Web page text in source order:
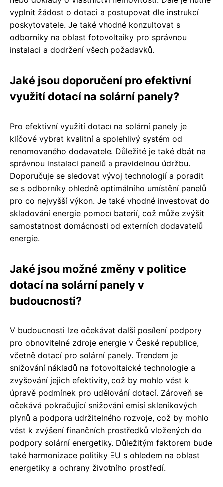
vyplnit žádost o dotaci a postupovat dle instrukcí
poskytovatele. Je také vhodné konzultovat s
odborníky na oblast fotovoltaiky pro správnou
instalaci a dodržení všech požadavků.
Jaké jsou doporučení pro efektivní
využití dotací na solární panely?
Pro efektivní využití dotací na solární panely je
klíčové vybrat kvalitní a spolehlivý systém od
renomovaného dodavatele. Důležité je také dbát na
správnou instalaci panelů a pravidelnou údržbu.
Doporučuje se sledovat vývoj technologií a poradit
se s odborníky ohledně optimálního umístění panelů
pro co nejvyšší výkon. Je také vhodné investovat do
skladování energie pomocí baterií, což může zvýšit
samostatnost domácnosti od externích dodavatelů
energie.
Jaké jsou možné změny v politice
dotací na solární panely v
budoucnosti?
V budoucnosti lze očekávat další posílení podpory
pro obnovitelné zdroje energie v České republice,
včetně dotací pro solární panely. Trendem je
snižování nákladů na fotovoltaické technologie a
zvyšování jejich efektivity, což by mohlo vést k
úpravě podmínek pro udělování dotací. Zároveň se
očekává pokračující snižování emisí skleníkových
plynů a podpora udržitelného rozvoje, což by mohlo
vést k zvýšení finančních prostředků vložených do
podpory solární energetiky. Důležitým faktorem bude
také harmonizace politiky EU s ohledem na oblast
energetiky a ochrany životního prostředí.